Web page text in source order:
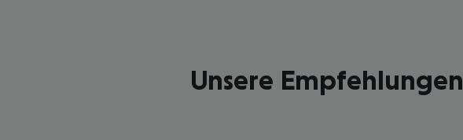
Unsere Empfehlungen